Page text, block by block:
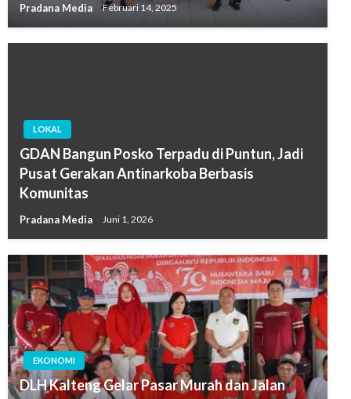
Pradana Media Februari 14, 2025
LOKAL
GDAN Bangun Posko Terpadu di Puntun, Jadi
Pusat Gerakan Antinarkoba Berbasis
Komunitas
Pradana Media Juni 1, 2026
EKONOMI
DLH Kalteng Gelar Pasar Murah dan Jalan